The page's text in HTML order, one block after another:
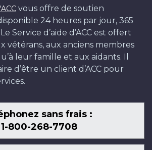
vous offre de soutien
24 heures par jour, 365
Service d’aide d’ACC est offert
vétérans, aux anciens membres
leur famille et aux aidants. Il
d’être un client d’ACC pour
sans frais :
1-800-268-7708